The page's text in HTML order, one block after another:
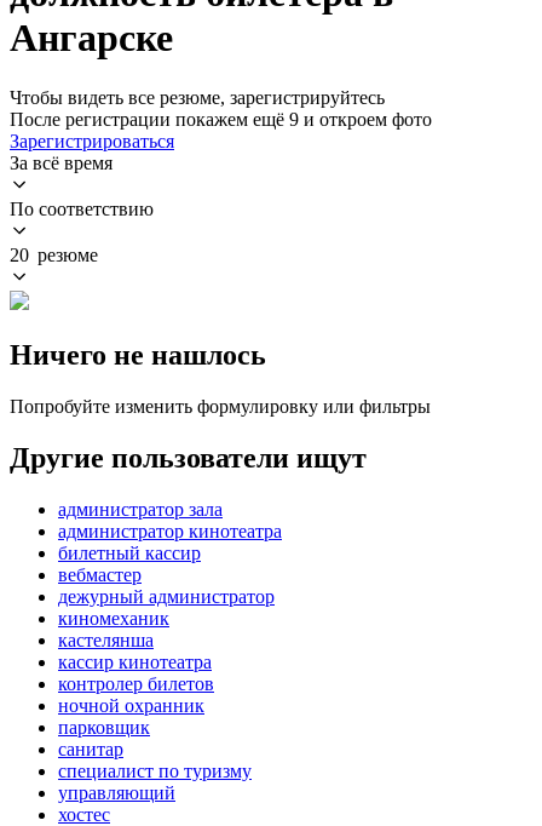
Ангарске
Чтобы видеть все резюме, зарегистрируйтесь
После регистрации покажем ещё 9 и откроем фото
Зарегистрироваться
За всё время
По соответствию
20 резюме
Ничего не нашлось
Попробуйте изменить формулировку или фильтры
Другие пользователи ищут
администратор зала
администратор кинотеатра
билетный кассир
вебмастер
дежурный администратор
киномеханик
кастелянша
кассир кинотеатра
контролер билетов
ночной охранник
парковщик
санитар
специалист по туризму
управляющий
хостес